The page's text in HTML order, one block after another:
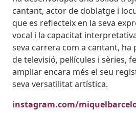
cantant, actor de doblatge i
que es reflecteix en la seva
vocal i la capacitat
seva carrera com a cantant, ha
de televisió, pel·lícules i sèries,
ampliar encara més el seu
seva versatilitat artística.
instagram.com/